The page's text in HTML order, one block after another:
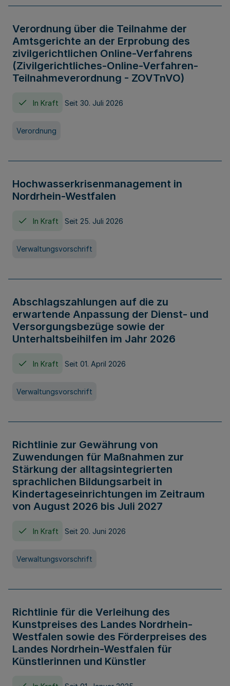
Verordnung über die Teilnahme der
Amtsgerichte an der Erprobung des
zivilgerichtlichen Online-Verfahrens
(Zivilgerichtliches-Online-Verfahren-
Teilnahmeverordnung - ZOVTnVO)
In Kraft Seit 30. Juli 2026
Verordnung
Hochwasserkrisenmanagement in
Nordrhein-Westfalen
In Kraft Seit 25. Juli 2026
Verwaltungsvorschrift
Abschlagszahlungen auf die zu
erwartende Anpassung der Dienst- und
Versorgungsbezüge sowie der
Unterhaltsbeihilfen im Jahr 2026
In Kraft Seit 01. April 2026
Verwaltungsvorschrift
Richtlinie zur Gewährung von
Zuwendungen für Maßnahmen zur
Stärkung der alltagsintegrierten
sprachlichen Bildungsarbeit in
Kindertageseinrichtungen im Zeitraum
von August 2026 bis Juli 2027
In Kraft Seit 20. Juni 2026
Verwaltungsvorschrift
Richtlinie für die Verleihung des
Kunstpreises des Landes Nordrhein-
Westfalen sowie des Förderpreises des
Landes Nordrhein-Westfalen für
Künstlerinnen und Künstler